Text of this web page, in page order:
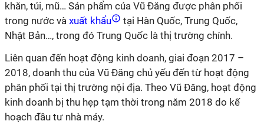
khăn, túi, mũ… Sản phẩm của Vũ Đăng được phân phối
trong nước và xuất khẩu
tại Hàn Quốc, Trung Quốc,
Nhật Bản…, trong đó Trung Quốc là thị trường chính.
Liên quan đến hoạt động kinh doanh, giai đoạn 2017 –
2018, doanh thu của Vũ Đăng chủ yếu đến từ hoạt động
phân phối tại thị trường nội địa. Theo Vũ Đăng, hoạt động
kinh doanh bị thu hẹp tạm thời trong năm 2018 do kế
hoạch đầu tư nhà máy.